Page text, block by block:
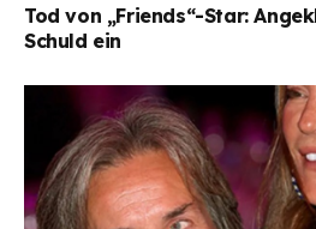
Tod von „Friends“-Star:
Schuld ein